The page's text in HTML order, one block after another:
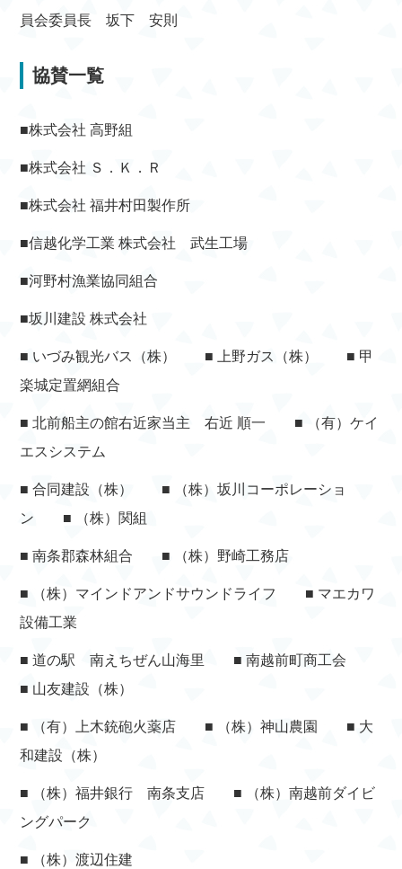
員会委員長 坂下 安則
協賛一覧
■株式会社 高野組
■株式会社 Ｓ．Ｋ．Ｒ
■株式会社 福井村田製作所
■信越化学工業 株式会社 武生工場
■河野村漁業協同組合
■坂川建設 株式会社
■ いづみ観光バス（株） ■ 上野ガス（株） ■ 甲
楽城定置網組合
■ 北前船主の館右近家当主 右近 順一 ■ （有）ケイ
エスシステム
■ 合同建設（株） ■ （株）坂川コーポレーショ
ン ■ （株）関組
■ 南条郡森林組合 ■ （株）野崎工務店
■ （株）マインドアンドサウンドライフ ■ マエカワ
設備工業
■ 道の駅 南えちぜん山海里 ■ 南越前町商工会
■ 山友建設（株）
■ （有）上木銃砲火薬店 ■ （株）神山農園 ■ 大
和建設（株）
■ （株）福井銀行 南条支店 ■ （株）南越前ダイビ
ングパーク
■ （株）渡辺住建